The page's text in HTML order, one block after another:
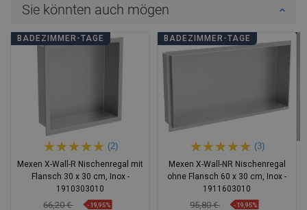
Sie könnten auch mögen
BADEZIMMER-TAGE
(2)
Mexen X-Wall-R Nischenregal mit
Flansch 30 x 30 cm, Inox -
1910303010
66,20 € -19,95%
BADEZIMMER-TAGE
(3)
Mexen X-Wall-NR Nischenregal
ohne Flansch 60 x 30 cm, Inox -
1911603010
95,80 € -19,95%